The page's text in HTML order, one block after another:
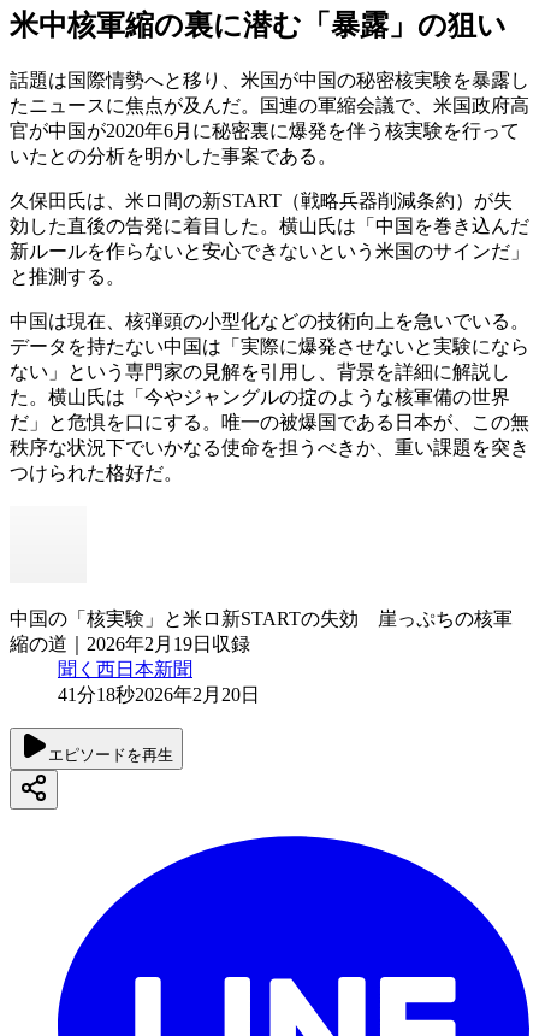
米中核軍縮の裏に潜む「暴露」の狙い
話題は国際情勢へと移り、米国が中国の秘密核実験を暴露し
たニュースに焦点が及んだ。国連の軍縮会議で、米国政府高
官が中国が2020年6月に秘密裏に爆発を伴う核実験を行って
いたとの分析を明かした事案である。
久保田氏は、米ロ間の新START（戦略兵器削減条約）が失
効した直後の告発に着目した。横山氏は「中国を巻き込んだ
新ルールを作らないと安心できないという米国のサインだ」
と推測する。
中国は現在、核弾頭の小型化などの技術向上を急いでいる。
データを持たない中国は「実際に爆発させないと実験になら
ない」という専門家の見解を引用し、背景を詳細に解説し
た。横山氏は「今やジャングルの掟のような核軍備の世界
だ」と危惧を口にする。唯一の被爆国である日本が、この無
秩序な状況下でいかなる使命を担うべきか、重い課題を突き
つけられた格好だ。
中国の「核実験」と米ロ新STARTの失効 崖っぷちの核軍
縮の道｜2026年2月19日収録
聞く西日本新聞
41分18秒2026年2月20日
エピソードを再生